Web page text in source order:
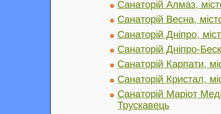
Санаторій Алмаз,
Санаторій Весна,
Санаторій Дніпро,
Санаторій Дніпро-
Санаторій Карпати,
Санаторій Кристал,
Санаторій Маріот
Трускавець